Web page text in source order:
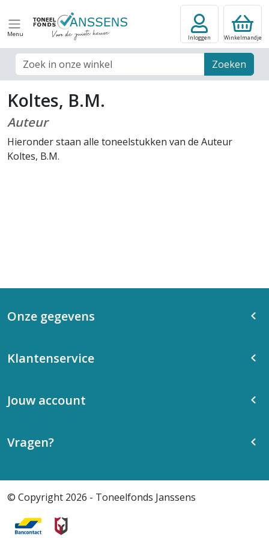
Menu
Zoek veld Zoeken
Inloggen Winkelmandje
Koltes, B.M.
Auteur
Hieronder staan alle toneelstukken van de Auteur
Koltes, B.M.
Onze gegevens
Klantenservice
Jouw account
Vragen?
© Copyright 2026 - Toneelfonds Janssens